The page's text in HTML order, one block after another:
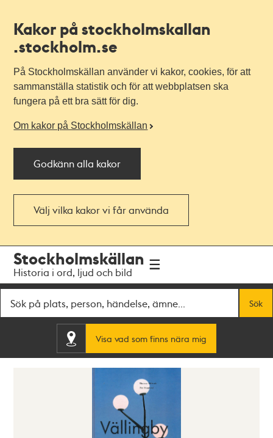
Kakor på stockholmskallan
.stockholm.se
På Stockholmskällan använder vi kakor, cookies, för att
sammanställa statistik och för att webbplatsen ska
fungera på ett bra sätt för dig.
Om kakor på Stockholmskällan
Godkänn alla kakor
Välj vilka kakor vi får använda
navigationen
huvudinnehållet
Stockholmskällan
Historia i ord, ljud och bild
Sök
Visa vad som finns nära mig